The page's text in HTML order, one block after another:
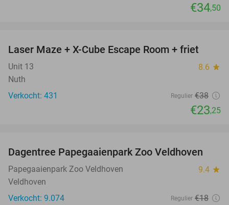
€34,50
39%
Laser Maze + X-Cube Escape Room + friet
Unit 13 8.6 star
Nuth
Verkocht: 431
Regulier €38
€23,25
26%
Dagentree Papegaaienpark Zoo Veldhoven
Papegaaienpark Zoo Veldhoven 9.4 star
Veldhoven
Verkocht: 9.074
Regulier €18